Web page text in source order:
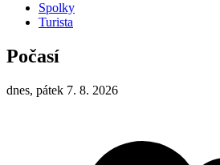
Spolky
Turista
Počasí
dnes, pátek 7. 8. 2026